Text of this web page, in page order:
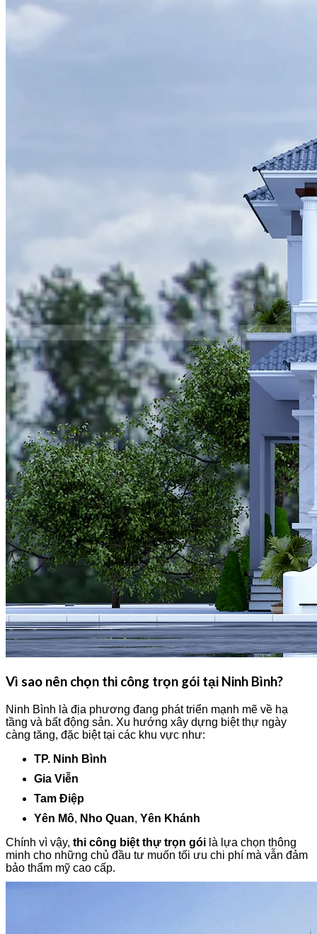
Vì sao nên chọn thi công trọn gói tại Ninh Bình?
Ninh Bình là địa phương đang phát triển mạnh mẽ về hạ
tầng và bất động sản. Xu hướng xây dựng biệt thự ngày
càng tăng, đặc biệt tại các khu vực như:
TP. Ninh Bình
Gia Viễn
Tam Điệp
Yên Mô, Nho Quan, Yên Khánh
Chính vì vậy, thi công biệt thự trọn gói là lựa chọn thông
minh cho những chủ đầu tư muốn tối ưu chi phí mà vẫn đảm
bảo thẩm mỹ cao cấp.